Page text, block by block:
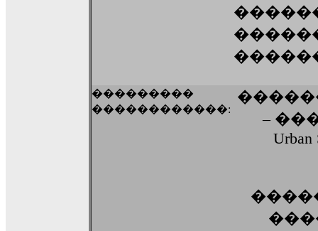
���������
������������:
–
Urban